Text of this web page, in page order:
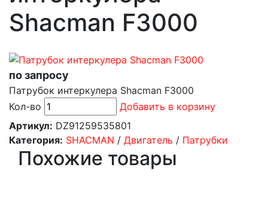
Shacman F3000
по запросу
Патрубок интеркулера Shacman F3000
Кол-во
Добавить в корзину
Артикул: DZ91259535801
Категория: SHACMAN / Двигатель / Патрубки
Похожие товары